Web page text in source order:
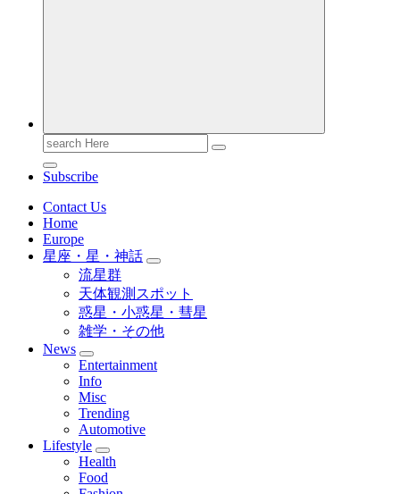
Search
for:
Subscribe
Contact Us
Home
Europe
星座・星・神話
流星群
天体観測スポット
惑星・小惑星・彗星
雑学・その他
News
Entertainment
Info
Misc
Trending
Automotive
Lifestyle
Health
Food